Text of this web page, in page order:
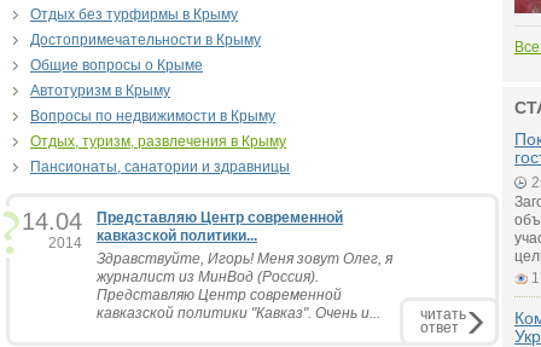
Отдых без турфирмы в Крыму
Достопримечательности в Крыму
Общие вопросы о Крыме
Автотуризм в Крыму
Вопросы по недвижимости в Крыму
Отдых, туризм, развлечения в Крыму
Пансионаты, санатории и здравницы
14.04
2014
Представляю Центр современной
кавказской политики...
Здравствуйте, Игорь! Меня зовут Олег, я
журналист из МинВод (Россия).
Представляю Центр современной
кавказской политики "Кавказ". Очень и...
читать
ответ